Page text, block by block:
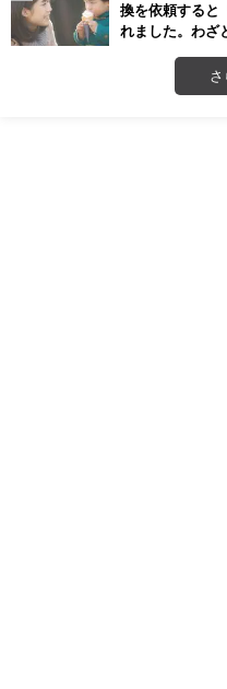
換を依頼すると
れました。わざ